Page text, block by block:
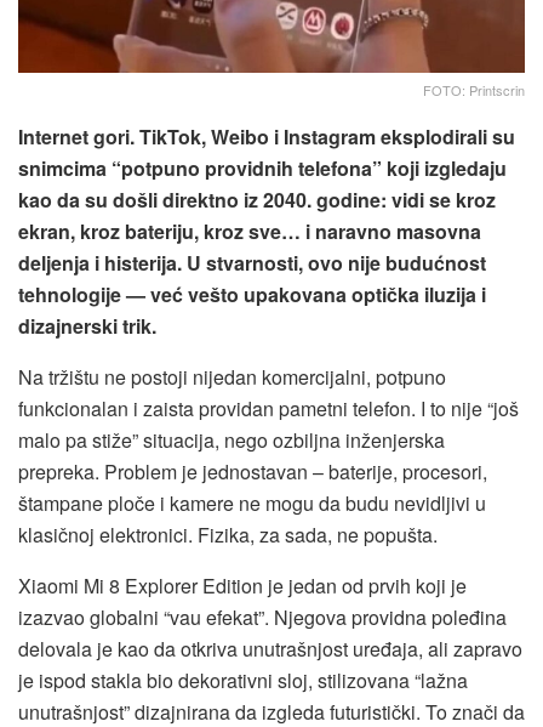
FOTO: Printscrin
Internet gori. TikTok, Weibo i Instagram eksplodirali su
snimcima “potpuno providnih telefona” koji izgledaju
kao da su došli direktno iz 2040. godine: vidi se kroz
ekran, kroz bateriju, kroz sve… i naravno masovna
deljenja i histerija. U stvarnosti, ovo nije budućnost
tehnologije — već vešto upakovana optička iluzija i
dizajnerski trik.
Na tržištu ne postoji nijedan komercijalni, potpuno
funkcionalan i zaista providan pametni telefon. I to nije “još
malo pa stiže” situacija, nego ozbiljna inženjerska
prepreka. Problem je jednostavan – baterije, procesori,
štampane ploče i kamere ne mogu da budu nevidljivi u
klasičnoj elektronici. Fizika, za sada, ne popušta.
Xiaomi Mi 8 Explorer Edition je jedan od prvih koji je
izazvao globalni “vau efekat”. Njegova providna poleđina
delovala je kao da otkriva unutrašnjost uređaja, ali zapravo
je ispod stakla bio dekorativni sloj, stilizovana “lažna
unutrašnjost” dizajnirana da izgleda futuristički. To znači da